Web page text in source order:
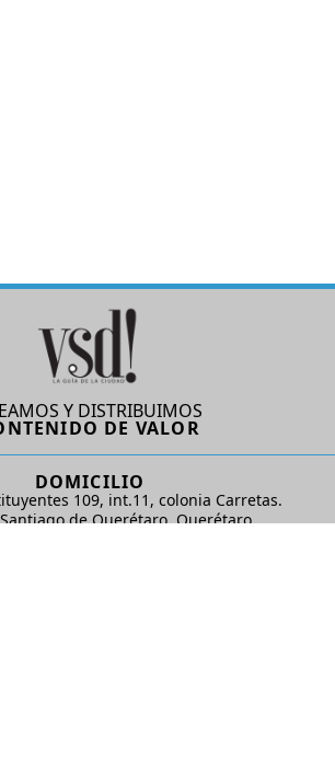
Y DISTRIBUIMOS
DE VALOR
DOMICILIO
109, int.11, colonia Carretas.
Santiago de Querétaro, Querétaro.